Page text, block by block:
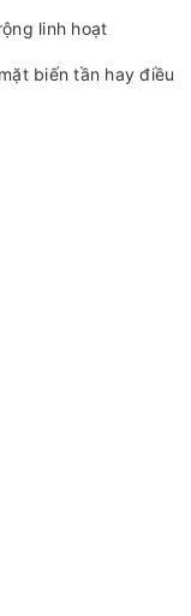
linh hoạt
biến tần hay điều